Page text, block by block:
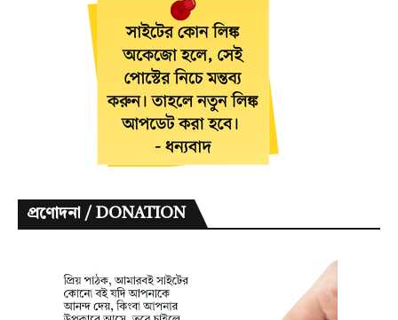
প্রণোদনা / DONATION